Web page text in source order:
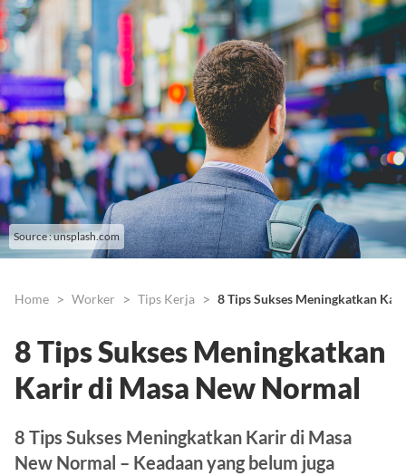
Source : unsplash.com
Home Worker Tips Kerja 8 Tips Sukses Meningkatkan
8 Tips Sukses Meningkatkan
Karir di Masa New Normal
8 Tips Sukses Meningkatkan Karir di Masa
New Normal – Keadaan yang belum juga